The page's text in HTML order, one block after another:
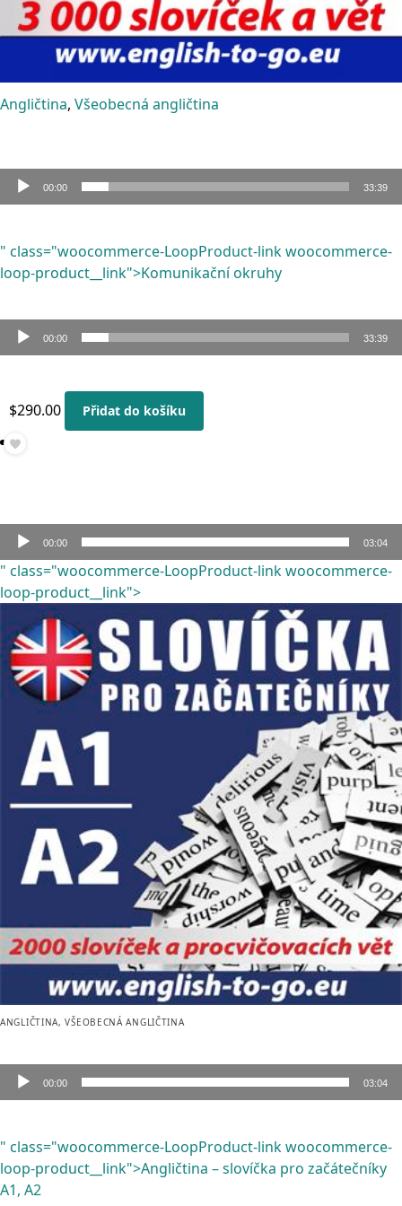
Angličtina, Všeobecná angličtina
00:00 33:39
" class="woocommerce-LoopProduct-link woocommerce-
loop-product__link">Komunikační okruhy
přehrávač
00:00 33:39
$290.00 Přidat do košíku
Audio
přehrávač
00:00 03:04
" class="woocommerce-LoopProduct-link woocommerce-
loop-product__link">
ANGLIČTINA,VŠEOBECNÁ ANGLIČTINA
00:00 03:04
" class="woocommerce-LoopProduct-link woocommerce-
loop-product__link">Angličtina – slovíčka pro začátečníky
A1, A2